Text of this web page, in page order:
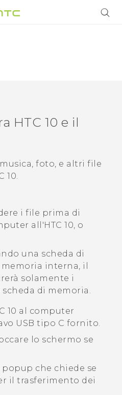
HTC 10 e il
foto, e altri file
10.
i file prima di
all'HTC 10, o
una scheda di
interna, il
solamente i
di memoria.
10 al computer
USB tipo C fornito.
lo schermo se
che chiede se
il trasferimento dei